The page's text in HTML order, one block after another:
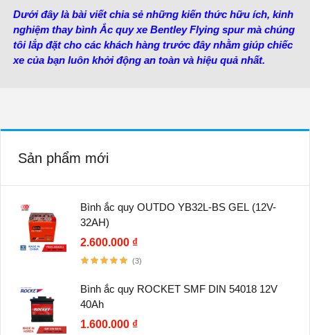
Sản phẩm mới
Bình ắc quy OUTDO YB32L-BS GEL (12V-
32AH)
2.600.000 ₫
(3)
Bình ắc quy ROCKET SMF DIN 54018 12V
40Ah
1.600.000 ₫
Dưới đây là bài viết chia sẻ những kiến thức hữu ích, kinh
nghiệm thay bình Ắc quy xe Bentley Flying spur mà chúng
tôi lắp đặt cho các khách hàng trước đây nhằm giúp chiếc
xe của bạn luôn khởi động an toàn và hiệu quả nhất.